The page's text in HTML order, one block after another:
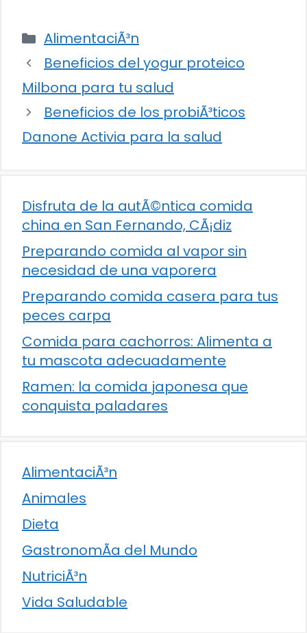
Categorías
AlimentaciÃ³n
Beneficios del yogur proteico
Milbona para tu salud
Beneficios de los probiÃ³ticos
Danone Activia para la salud
Disfruta de la autÃ©ntica comida
china en San Fernando, CÃ¡diz
Preparando comida al vapor sin
necesidad de una vaporera
Preparando comida casera para tus
peces carpa
Comida para cachorros: Alimenta a
tu mascota adecuadamente
Ramen: la comida japonesa que
conquista paladares
AlimentaciÃ³n
Animales
Dieta
GastronomÃ­a del Mundo
NutriciÃ³n
Vida Saludable